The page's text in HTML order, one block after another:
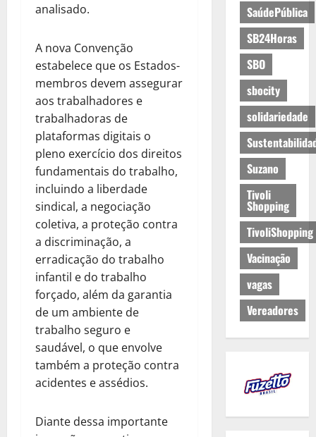
analisado.
A nova Convenção
estabelece que os Estados-
membros devem assegurar
aos trabalhadores e
trabalhadoras de
plataformas digitais o
pleno exercício dos direitos
fundamentais do trabalho,
incluindo a liberdade
sindical, a negociação
coletiva, a proteção contra
a discriminação, a
erradicação do trabalho
infantil e do trabalho
forçado, além da garantia
de um ambiente de
trabalho seguro e
saudável, o que envolve
também a proteção contra
acidentes e assédios.
Diante dessa importante
SaúdePública
SB24Horas
SBO
sbocity
solidariedade
Suzano
Tivoli
Shopping
TivoliShopping
Vacinação
vagas
Vereadores